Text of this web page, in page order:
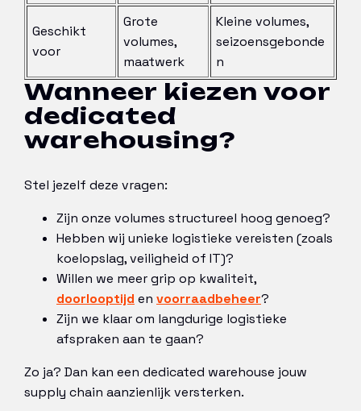
Geschikt
voor
Grote
volumes,
maatwerk
Kleine volumes,
seizoensgebonde
n
Wanneer kiezen voor
dedicated
warehousing?
Stel jezelf deze vragen:
Zijn onze volumes structureel hoog genoeg?
Hebben wij unieke logistieke vereisten (zoals
koelopslag, veiligheid of IT)?
Willen we meer grip op kwaliteit,
doorlooptijd en voorraadbeheer?
Zijn we klaar om langdurige logistieke
afspraken aan te gaan?
Zo ja? Dan kan een dedicated warehouse jouw
supply chain aanzienlijk versterken.